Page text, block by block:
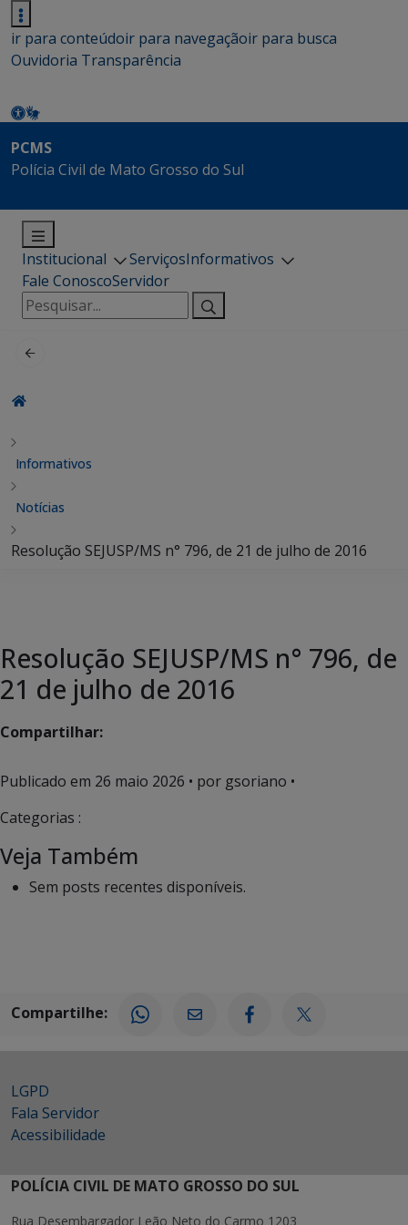
ir para conteúdoir para navegaçãoir para busca
Ouvidoria Transparência
PCMS
Polícia Civil de Mato Grosso do Sul
Institucional ServiçosInformativos
Fale ConoscoServidor
Pesquisar
por:
Informativos
Notícias
Resolução SEJUSP/MS n° 796, de 21 de julho de 2016
Resolução SEJUSP/MS n° 796, de
21 de julho de 2016
Compartilhar:
Publicado em 26 maio 2026 • por gsoriano •
Categorias :
Veja Também
Sem posts recentes disponíveis.
Compartilhe:
LGPD
Fala Servidor
Acessibilidade
POLÍCIA CIVIL DE MATO GROSSO DO SUL
Rua Desembargador Leão Neto do Carmo 1203